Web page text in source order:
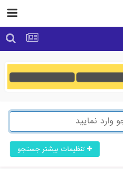
تنظیمات بیشتر جستجو